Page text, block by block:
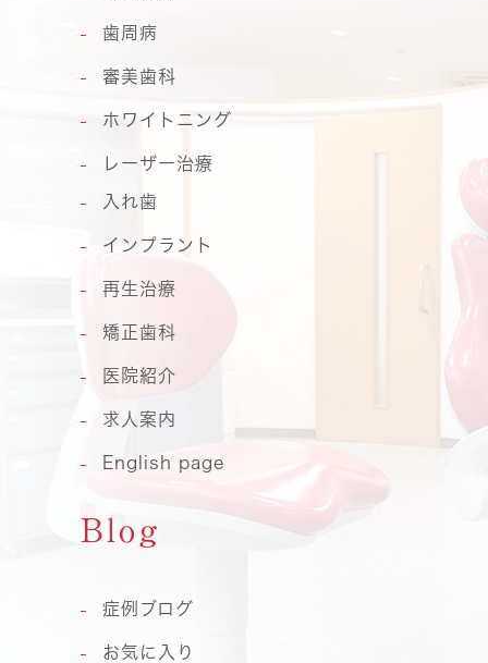
歯周病
審美歯科
ホワイトニング
レーザー治療
入れ歯
インプラント
再生治療
矯正歯科
医院紹介
求人案内
English page
Blog
症例ブログ
お気に入り